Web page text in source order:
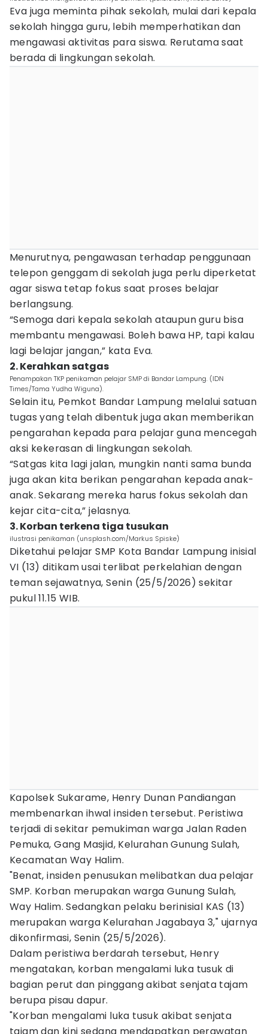
Eva juga meminta pihak sekolah, mulai dari kepala
sekolah hingga guru, lebih memperhatikan dan
mengawasi aktivitas para siswa. Rerutama saat
berada di lingkungan sekolah.
Menurutnya, pengawasan terhadap penggunaan
telepon genggam di sekolah juga perlu diperketat
agar siswa tetap fokus saat proses belajar
berlangsung.
“Semoga dari kepala sekolah ataupun guru bisa
membantu mengawasi. Boleh bawa HP, tapi kalau
lagi belajar jangan,” kata Eva.
2. Kerahkan satgas
Penampakan TKP penikaman pelajar SMP di Bandar Lampung. (IDN
Times/Tama Yudha Wiguna).
Selain itu, Pemkot Bandar Lampung melalui satuan
tugas yang telah dibentuk juga akan memberikan
pengarahan kepada para pelajar guna mencegah
aksi kekerasan di lingkungan sekolah.
“Satgas kita lagi jalan, mungkin nanti sama bunda
juga akan kita berikan pengarahan kepada anak-
anak. Sekarang mereka harus fokus sekolah dan
kejar cita-cita,” jelasnya.
3. Korban terkena tiga tusukan
ilustrasi penikaman (unsplash.com/Markus Spiske)
Diketahui pelajar SMP Kota Bandar Lampung inisial
VI (13) ditikam usai terlibat perkelahian dengan
teman sejawatnya, Senin (25/5/2026) sekitar
pukul 11.15 WIB.
Kapolsek Sukarame, Henry Dunan Pandiangan
membenarkan ihwal insiden tersebut. Peristiwa
terjadi di sekitar pemukiman warga Jalan Raden
Pemuka, Gang Masjid, Kelurahan Gunung Sulah,
Kecamatan Way Halim.
"Benat, insiden penusukan melibatkan dua pelajar
SMP. Korban merupakan warga Gunung Sulah,
Way Halim. Sedangkan pelaku berinisial KAS (13)
merupakan warga Kelurahan Jagabaya 3," ujarnya
dikonfirmasi, Senin (25/5/2026).
Dalam peristiwa berdarah tersebut, Henry
mengatakan, korban mengalami luka tusuk di
bagian perut dan pinggang akibat senjata tajam
berupa pisau dapur.
"Korban mengalami luka tusuk akibat senjata